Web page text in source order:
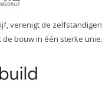
verenigt de zelfstandigen
de bouw in één sterke unie.